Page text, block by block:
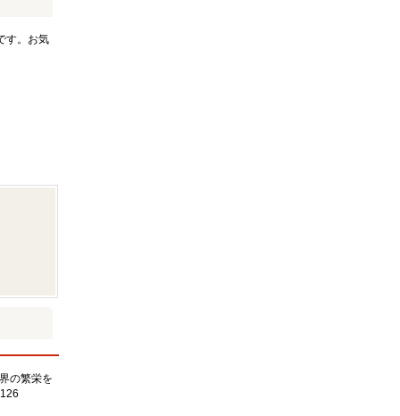
す。お気
の繁栄を